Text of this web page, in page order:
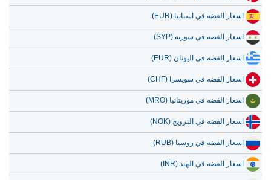
اسعار الفضه في اسبانيا (EUR)
اسعار الفضه في سورية (SYP)
اسعار الفضه في اليونان (EUR)
اسعار الفضه في سويسرا (CHF)
اسعار الفضه في موريتانيا (MRO)
اسعار الفضه في النرويج (NOK)
اسعار الفضه في روسيا (RUB)
اسعار الفضه في الهند (INR)